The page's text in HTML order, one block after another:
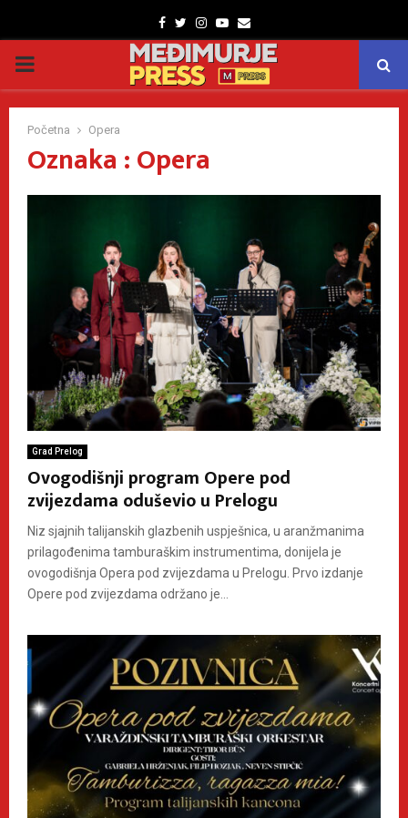
Facebook
TwitterInstagram
Youtube
Email
PRIMARY
MENU
Početna Opera
Oznaka : Opera
Grad Prelog
Ovogodišnji program Opere pod
zvijezdama oduševio u Prelogu
Niz sjajnih talijanskih glazbenih uspješnica, u aranžmanima
prilagođenima tamburaškim instrumentima, donijela je
ovogodišnja Opera pod zvijezdama u Prelogu. Prvo izdanje
Opere pod zvijezdama održano je...